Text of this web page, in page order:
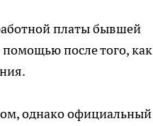
платы бывшей
после того, как
однако официальный